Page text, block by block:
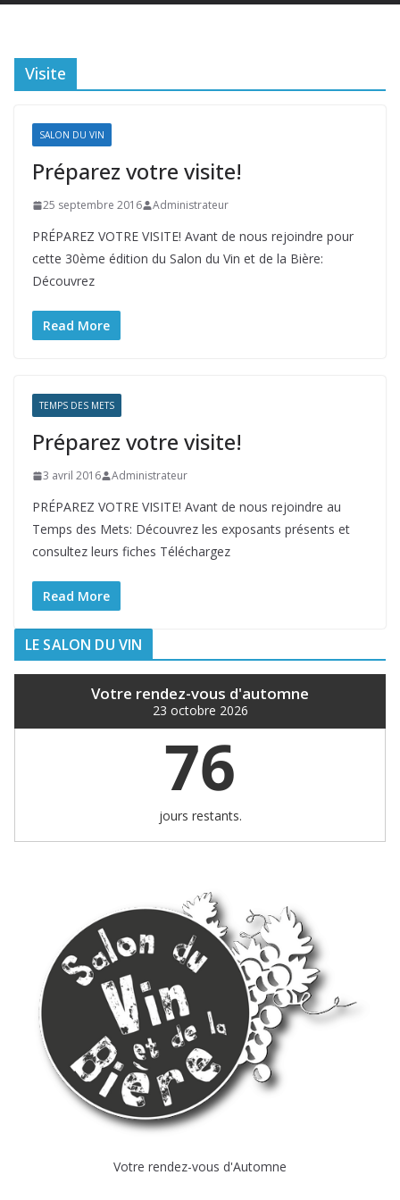
Visite
SALON DU VIN
Préparez votre visite!
25 septembre 2016 Administrateur
PRÉPAREZ VOTRE VISITE! Avant de nous rejoindre pour
cette 30ème édition du Salon du Vin et de la Bière:
Découvrez
Read More
TEMPS DES METS
Préparez votre visite!
3 avril 2016 Administrateur
PRÉPAREZ VOTRE VISITE! Avant de nous rejoindre au
Temps des Mets: Découvrez les exposants présents et
consultez leurs fiches Téléchargez
Read More
LE SALON DU VIN
Votre rendez-vous d'automne
23 octobre 2026
76
jours restants.
Votre rendez-vous d'Automne